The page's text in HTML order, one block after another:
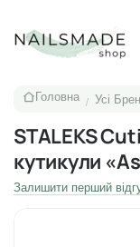
Головна / Усі
STALEKS
кутикули
Залишити перший